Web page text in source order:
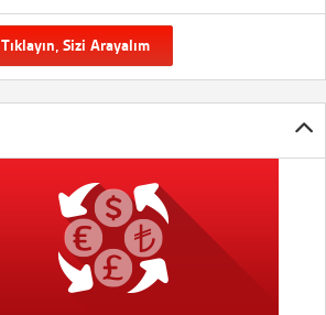
Tıklayın, Sizi Arayalım